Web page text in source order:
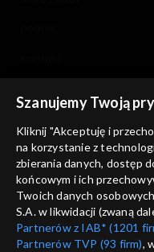
informacje o dostawcy
Szanujemy Twoją
Kliknij "Akceptuję i
na korzystanie z
zbierania danych, dostęp
końcowym i ich
Twoich danych
S.A. w likwidacji (zwaną
Partnerów z IAB* (1201
Partnerów TVP (93 firm),